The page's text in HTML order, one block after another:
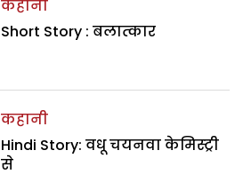
कहानी
Short Story : बलात्कार
कहानी
Hindi Story: वधू चयनवा केमिस्ट्री
से